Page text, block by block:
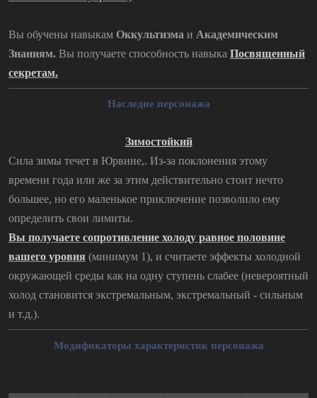
Вы обучены навыкам Оккультизма и Академическим
Знаниям. Вы получаете способность навыка Посвященный
секретам.
Наследие персонажа
Зимостойкий
Сила зимы течет в Юрвине,. Из-за поклонения этому
времени года или же за этим действительно стоит нечто
большее, но его маленькое приключение позволило ему
определить свои лимиты.
Вы получаете сопротивление холоду равное половине
вашего уровня (минимум 1), и считаете эффекты холодной
окружающей среды как на одну ступень слабее (невероятный
холод становится экстремальным, экстремальный - сильным
и т.д.).
Модификаторы характеристик персонажа